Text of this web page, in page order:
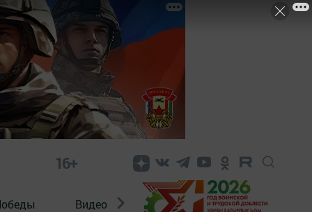
16+
Видео Конкурсы ЭтноДети